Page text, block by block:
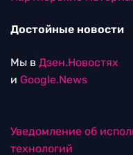
Достойные новости
Мы в Дзен.Новостях
и Google.News
Уведомление об
технологий